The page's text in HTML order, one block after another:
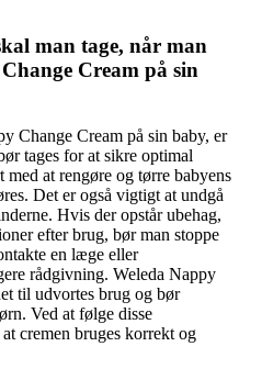
man tage, når man
Cream på sin
Change Cream på sin baby, er
tages for at sikre optimal
at rengøre og tørre babyens
Det er også vigtigt at undgå
Hvis der opstår ubehag,
efter brug, bør man stoppe
en læge eller
rådgivning. Weleda Nappy
til udvortes brug og bør
Ved at følge disse
cremen bruges korrekt og